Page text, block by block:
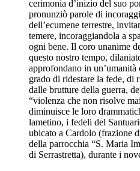
cerimonia d’inizio del suo
pronunziò parole di
dell’ecumene terrestre,
temere, incoraggiandola a
ogni bene. Il coro unanime
questo nostro tempo,
approfondano in un’umanità
grado di ridestare la fede, di
dalle brutture della guerra,
“violenza che non risolve
diminuisce le loro
lametino, i fedeli del
ubicato a Cardolo (frazione
della parrocchia “S. Maria
di Serrastretta), durante i